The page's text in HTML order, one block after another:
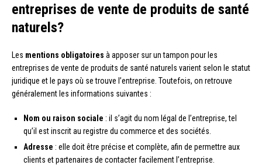
entreprises de vente de produits de santé
naturels?
Les mentions obligatoires à apposer sur un tampon pour les
entreprises de vente de produits de santé naturels varient selon le statut
juridique et le pays où se trouve l’entreprise. Toutefois, on retrouve
généralement les informations suivantes :
Nom ou raison sociale : il s’agit du nom légal de l’entreprise, tel
qu’il est inscrit au registre du commerce et des sociétés.
Adresse : elle doit être précise et complète, afin de permettre aux
clients et partenaires de contacter facilement l’entreprise.